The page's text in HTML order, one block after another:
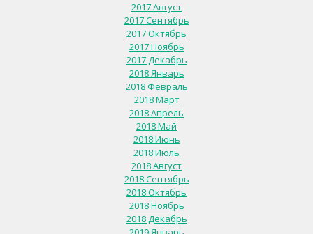
2017 Август
2017 Сентябрь
2017 Октябрь
2017 Ноябрь
2017 Декабрь
2018 Январь
2018 Февраль
2018 Март
2018 Апрель
2018 Май
2018 Июнь
2018 Июль
2018 Август
2018 Сентябрь
2018 Октябрь
2018 Ноябрь
2018 Декабрь